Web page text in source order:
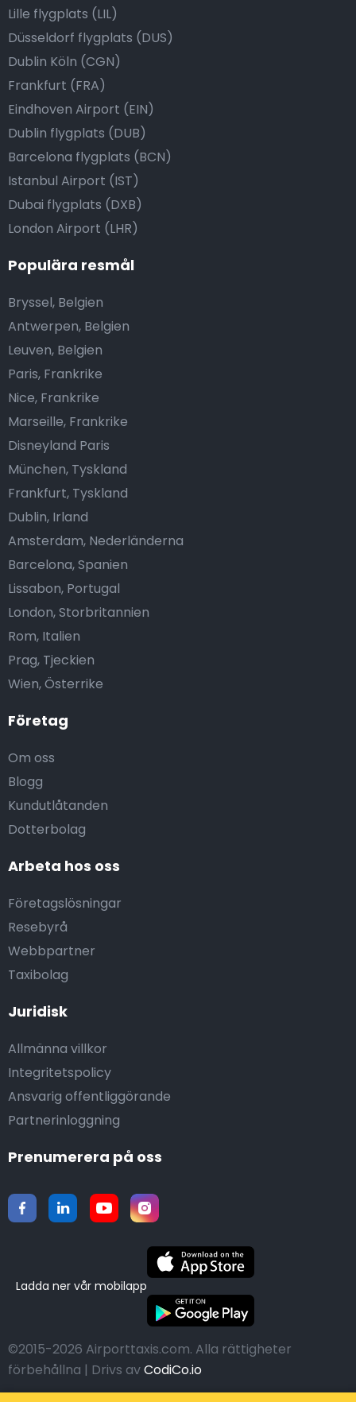
Företag
Om oss
Blogg
Kundutlåtanden
Dotterbolag
Arbeta hos oss
Företagslösningar
Resebyrå
Webbpartner
Taxibolag
Juridisk
Allmänna villkor
Integritetspolicy
Ansvarig offentliggörande
Partnerinloggning
Lille flygplats (LIL)
Düsseldorf flygplats (DUS)
Dublin Köln (CGN)
Frankfurt (FRA)
Eindhoven Airport (EIN)
Dublin flygplats (DUB)
Barcelona flygplats (BCN)
Istanbul Airport (IST)
Dubai flygplats (DXB)
London Airport (LHR)
Populära resmål
Bryssel, Belgien
Antwerpen, Belgien
Leuven, Belgien
Paris, Frankrike
Nice, Frankrike
Marseille, Frankrike
Disneyland Paris
München, Tyskland
Frankfurt, Tyskland
Dublin, Irland
Amsterdam, Nederländerna
Barcelona, Spanien
Lissabon, Portugal
London, Storbritannien
Rom, Italien
Prag, Tjeckien
Wien, Österrike
Prenumerera på oss
Ladda ner vår mobilapp
©2015-2026 Airporttaxis.com. Alla rättigheter
förbehållna | Drivs avCodiCo.io